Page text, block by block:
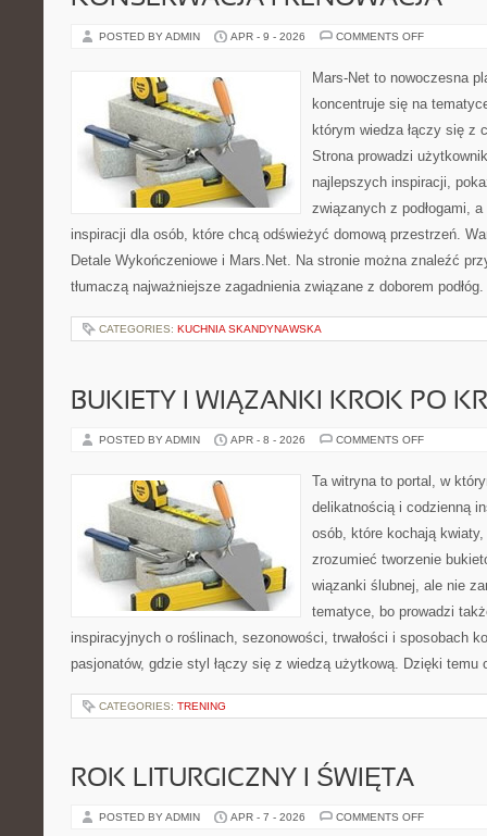
POSTED BY ADMIN APR - 9 - 2026 COMMENTS OFFON
Mars-Net to nowoczesna
koncentruje się na
którym wiedza łączy się z
Strona prowadzi
najlepszych inspiracji,
związanych z podłogami,
inspiracji dla osób, które chcą odświeżyć domową przestrzeń.
Detale Wykończeniowe i Mars.Net. Na stronie można znaleźć
tłumaczą najważniejsze zagadnienia związane z doborem
CATEGORIES: KUCHNIA SKANDYNAWSKA
BUKIETY I WIĄZANKI KROK PO
POSTED BY ADMIN APR - 8 - 2026 COMMENTS OFFON
WIĄZANKI
KROK
KROKU
Ta witryna to portal, w
delikatnością i codzienną
osób, które kochają
zrozumieć tworzenie
wiązanki ślubnej, ale nie
tematyce, bo prowadzi
inspiracyjnych o roślinach, sezonowości, trwałości i sposobach
pasjonatów, gdzie styl łączy się z wiedzą użytkową. Dzięki
CATEGORIES: TRENING
ROK LITURGICZNY I ŚWIĘTA
POSTED BY ADMIN APR - 7 - 2026 COMMENTS OFFON